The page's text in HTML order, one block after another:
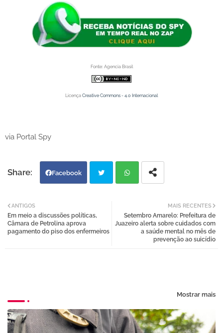
Fonte: Agencia Brasil
Licença Creative Commons - 4.0 Internacional
via Portal Spy
Facebook
tter atsa
MAIS RECENTES
Setembro Amarelo: Prefeitura de
Juazeiro alerta sobre cuidados com
a saúde mental no mês de
prevenção ao suicídio
ANTIGOS
Em meio a discussões políticas,
Câmara de Petrolina aprova
pagamento do piso dos enfermeiros
Mostrar mais